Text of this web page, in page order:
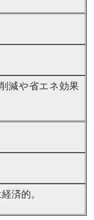
減や省エネ効果
済的。